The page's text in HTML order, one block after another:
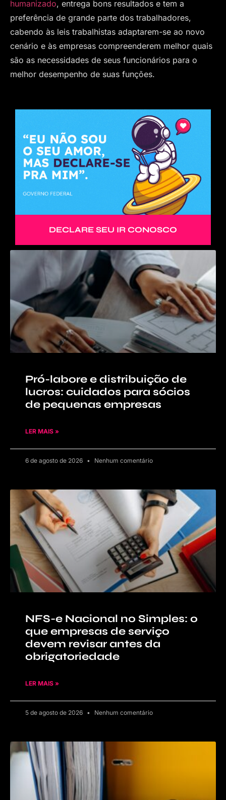
humanizado, entrega bons resultados e tem a
preferência de grande parte dos trabalhadores,
cabendo às leis trabalhistas adaptarem-se ao novo
cenário e às empresas compreenderem melhor quais
são as necessidades de seus funcionários para o
melhor desempenho de suas funções.
DECLARE SEU IR CONOSCO
Pró-labore e distribuição de
lucros: cuidados para sócios
de pequenas empresas
LER MAIS »
6 de agosto de 2026 Nenhum comentário
NFS-e Nacional no Simples: o
que empresas de serviço
devem revisar antes da
obrigatoriedade
LER MAIS »
5 de agosto de 2026 Nenhum comentário